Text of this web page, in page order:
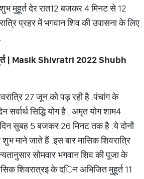
मुहूर्त देर रात12 बजकर 4 मिनट से 12
रात्रि प्रहर में भगवान शिव की उपासना के लिए
.
| Masik Shivratri 2022 Shubh
27 जून को पड़ रही है .पंचांग के
सिद्धि योग है . अमृत योग शाम4
सुबह 5 बजकर 26 मिनट तक है .ये दोनों
शुभ माने जाते हैं .इस बार मासिक शिवरात्रि
सोमवार भगवान शिव की पूजा के
शिवरात्रइ के दिन अभिजित मुहूर्त 11